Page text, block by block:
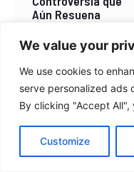
We value your
We use cookies to
serve personalized ads
By clicking "Accept All",
Customize
Aún Resuena
ver Fútbol
Ver Spartak
online